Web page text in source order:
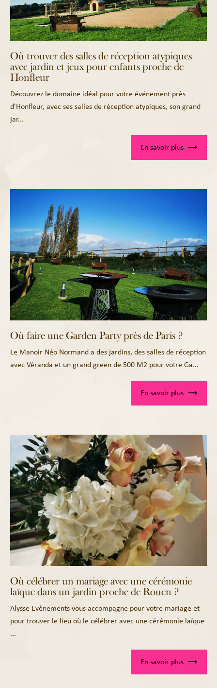
Où trouver des salles de réception atypiques
avec jardin et jeux pour enfants proche de
Honfleur
Découvrez le domaine idéal pour votre événement près
d'Honfleur, avec ses salles de réception atypiques, son grand
jar...
En savoir plus
Où faire une Garden Party près de Paris ?
Le Manoir Néo Normand a des jardins, des salles de réception
avec Véranda et un grand green de 500 M2 pour votre Ga...
En savoir plus
Où célébrer un mariage avec une cérémonie
laïque dans un jardin proche de Rouen ?
Alysse Evènements vous accompagne pour votre mariage et
pour trouver le lieu où le célébrer avec une cérémonie laïque
...
En savoir plus